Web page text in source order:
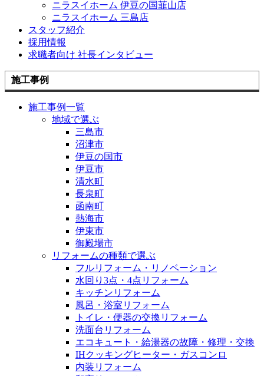
ニラスイホーム 伊豆の国韮山店
ニラスイホーム 三島店
スタッフ紹介
採用情報
求職者向け 社長インタビュー
施工事例
施工事例一覧
地域で選ぶ
三島市
沼津市
伊豆の国市
伊豆市
清水町
長泉町
函南町
熱海市
伊東市
御殿場市
リフォームの種類で選ぶ
フルリフォーム・リノベーション
水回り3点・4点リフォーム
キッチンリフォーム
風呂・浴室リフォーム
トイレ・便器の交換リフォーム
洗面台リフォーム
エコキュート・給湯器の故障・修理・交換
IHクッキングヒーター・ガスコンロ
内装リフォーム